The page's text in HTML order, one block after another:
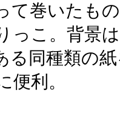
て巻いたも
っこ。背景
る同種類の
便利。